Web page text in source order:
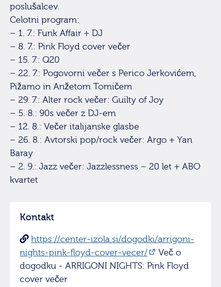
poslušalcev.
Celotni program:
– 1. 7.: Funk Affair + DJ
– 8. 7.: Pink Floyd cover večer
– 15. 7.: Q20
– 22. 7.: Pogovorni večer s Perico Jerkovićem,
Pižamo in Anžetom Tomičem
– 29. 7.: Alter rock večer: Guilty of Joy
– 5. 8.: 90s večer z DJ-em
– 12. 8.: Večer italijanske glasbe
– 26. 8.: Avtorski pop/rock večer: Argo + Yan
Baray
– 2. 9.: Jazz večer: Jazzlessness – 20 let + ABO
kvartet
Kontakt
https://center-izola.si/dogodki/arrigoni-
nights-pink-floyd-cover-vecer/
Več o
dogodku - ARRIGONI NIGHTS: Pink Floyd
cover večer